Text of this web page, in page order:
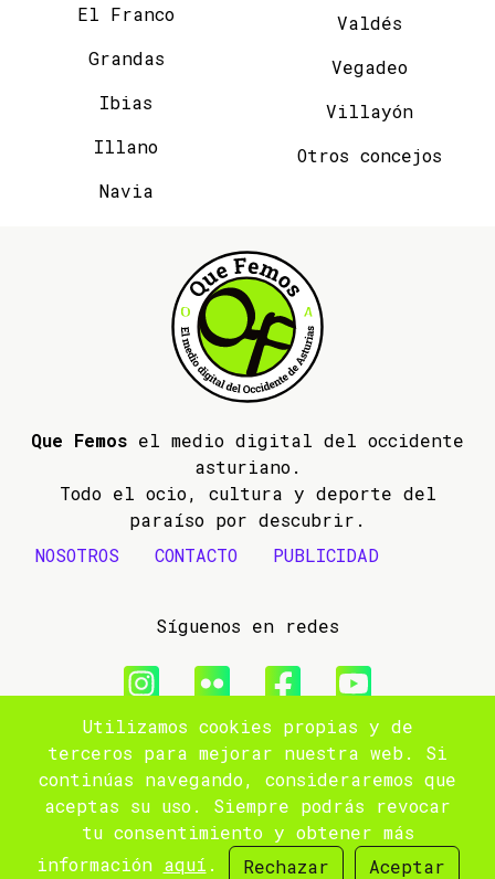
El Franco
Grandas
Ibias
Illano
Navia
Valdés
Vegadeo
Villayón
Otros concejos
Que Femos el medio digital del occidente
asturiano.
Todo el ocio, cultura y deporte del
paraíso por descubrir.
NOSOTROS
CONTACTO PUBLICIDAD
Síguenos en redes
© 2009- 2026 Que Femos
Aviso legal
Política de privacidad
Utilizamos cookies propias y de
terceros para mejorar nuestra web. Si
continúas navegando, consideraremos que
aceptas su uso. Siempre podrás revocar
tu consentimiento y obtener más
información aquí . Rechazar Aceptar